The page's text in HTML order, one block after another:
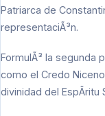
Patriarca de
representaciÃ³n.
FormulÃ³ la segunda
como el Credo
divinidad del EspÃ­ritu